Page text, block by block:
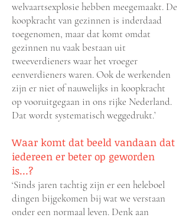
welvaartsexplosie hebben meegemaakt. De
koopkracht van gezinnen is inderdaad
toegenomen, maar dat komt omdat
gezinnen nu vaak bestaan uit
tweeverdieners waar het vroeger
eenverdieners waren. Ook de werkenden
zijn er niet of nauwelijks in koopkracht
op vooruitgegaan in ons rijke Nederland.
Dat wordt systematisch weggedrukt.’
Waar komt dat beeld vandaan dat
iedereen er beter op geworden
is…?
‘Sinds jaren tachtig zijn er een heleboel
dingen bijgekomen bij wat we verstaan
onder een normaal leven. Denk aan